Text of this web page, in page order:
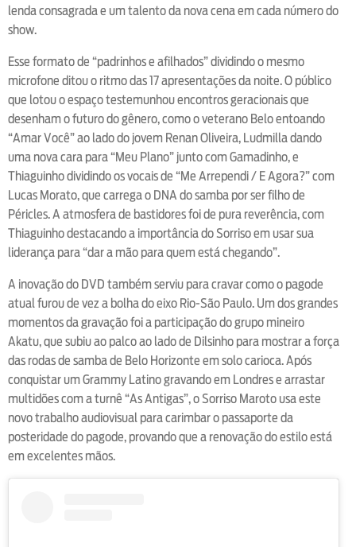
lenda consagrada e um talento da nova cena em cada número do
show.
Esse formato de “padrinhos e afilhados” dividindo o mesmo
microfone ditou o ritmo das 17 apresentações da noite. O público
que lotou o espaço testemunhou encontros geracionais que
desenham o futuro do gênero, como o veterano Belo entoando
“Amar Você” ao lado do jovem Renan Oliveira, Ludmilla dando
uma nova cara para “Meu Plano” junto com Gamadinho, e
Thiaguinho dividindo os vocais de “Me Arrependi / E Agora?” com
Lucas Morato, que carrega o DNA do samba por ser filho de
Péricles. A atmosfera de bastidores foi de pura reverência, com
Thiaguinho destacando a importância do Sorriso em usar sua
liderança para “dar a mão para quem está chegando”.
A inovação do DVD também serviu para cravar como o pagode
atual furou de vez a bolha do eixo Rio-São Paulo. Um dos grandes
momentos da gravação foi a participação do grupo mineiro
Akatu, que subiu ao palco ao lado de Dilsinho para mostrar a força
das rodas de samba de Belo Horizonte em solo carioca. Após
conquistar um Grammy Latino gravando em Londres e arrastar
multidões com a turnê “As Antigas”, o Sorriso Maroto usa este
novo trabalho audiovisual para carimbar o passaporte da
posteridade do pagode, provando que a renovação do estilo está
em excelentes mãos.